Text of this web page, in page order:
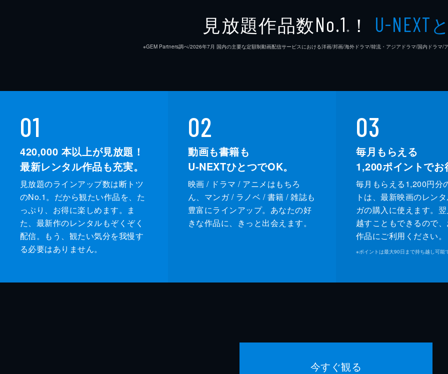
見放題作品数No.1 ※ ！ U-NEXT
※GEM Partners調べ/2026年7⽉ 国内の主要な定額制動画配信サービスにおける洋画/邦画/海外ドラマ/韓流・アジアドラマ/国内ドラマ/
01
420,000 本以上が見放題！
最新レンタル作品も充実。
見放題のラインアップ数は断トツ
のNo.1。だから観たい作品を、た
っぷり、お得に楽しめます。ま
た、最新作のレンタルもぞくぞく
配信。もう、観たい気分を我慢す
る必要はありません。
02
動画も書籍も
U-NEXTひとつでOK。
映画 / ドラマ / アニメはもちろ
ん、マンガ / ラノベ / 書籍 / 雑誌も
豊富にラインアップ。あなたの好
きな作品に、きっと出会えます。
03
毎月もらえる
1,200ポイントでお
毎月もらえる1,200円分
トは、最新映画のレン
ガの購入に使えます。
越すこともできるので
作品にご利用ください。
※ポイントは最大90日まで持ち越し可能
今すぐ観る